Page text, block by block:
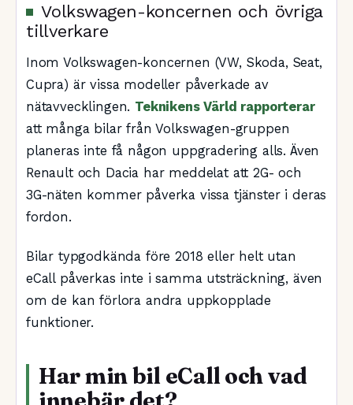
Volkswagen-koncernen och övriga
tillverkare
Inom Volkswagen-koncernen (VW, Skoda, Seat,
Cupra) är vissa modeller påverkade av
nätavvecklingen. Teknikens Värld rapporterar
att många bilar från Volkswagen-gruppen
planeras inte få någon uppgradering alls. Även
Renault och Dacia har meddelat att 2G- och
3G-näten kommer påverka vissa tjänster i deras
fordon.
Bilar typgodkända före 2018 eller helt utan
eCall påverkas inte i samma utsträckning, även
om de kan förlora andra uppkopplade
funktioner.
Har min bil eCall och vad